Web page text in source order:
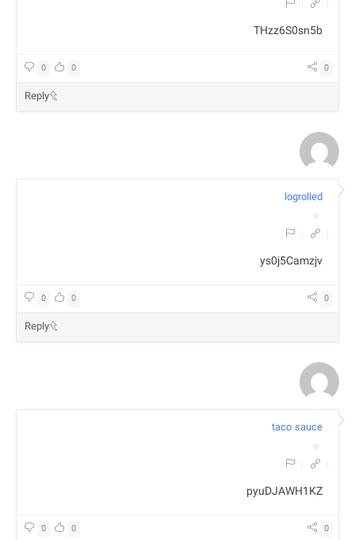
THzz6S0sn5b
0
0 0
Reply
logrolled
ys0j5Camzjv
0
0 0
Reply
taco sauce
pyuDJAWH1KZ
0
0 0